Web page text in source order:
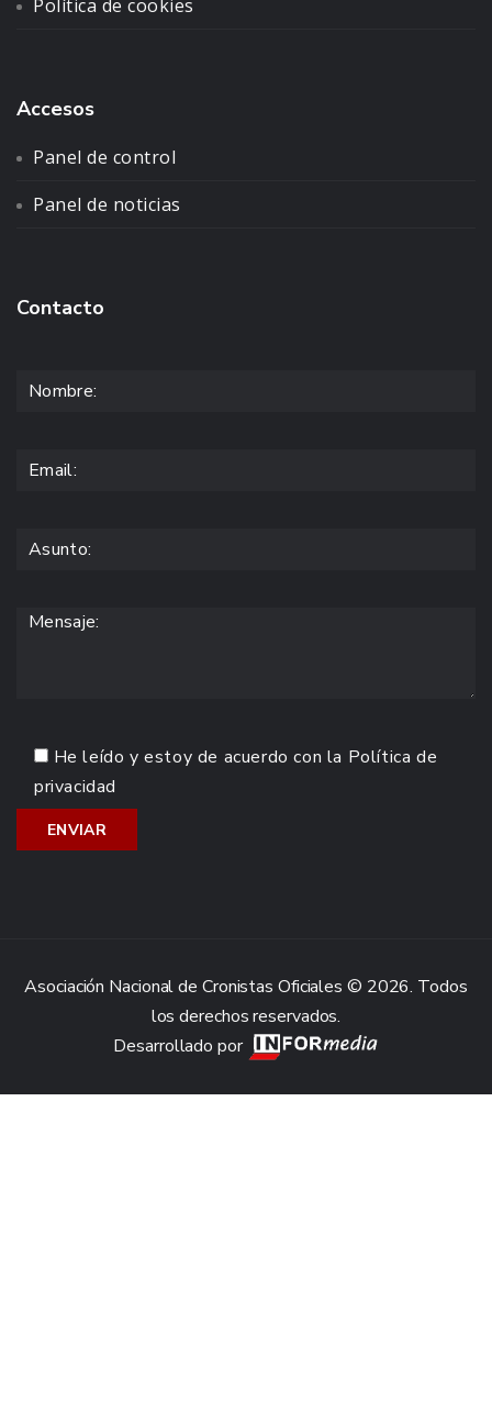
Política de cookies
Accesos
Panel de control
Panel de noticias
Contacto
He leído y estoy de acuerdo con la Política de
privacidad
Asociación Nacional de Cronistas Oficiales © 2026. Todos
los derechos reservados.
Desarrollado por